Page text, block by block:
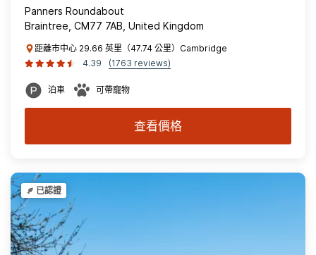
Panners Roundabout
Braintree, CM77 7AB, United Kingdom
距離市中心 29.66 英里（47.74 公里）Cambridge
4.39
(1763 reviews)
泊車 可帶寵物
查看價格
已認證